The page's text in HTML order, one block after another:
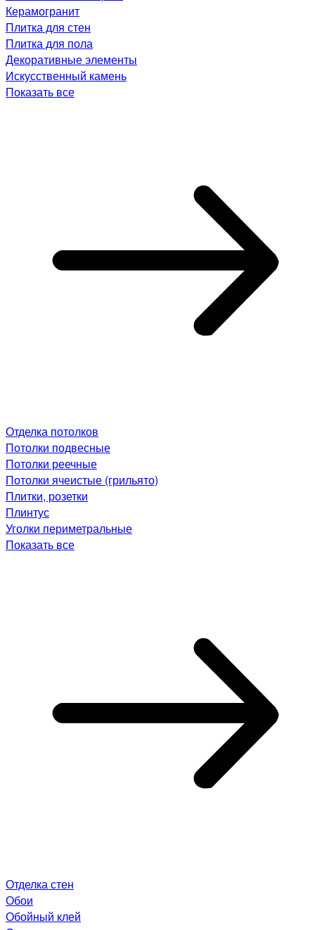
Керамогранит
Плитка для стен
Плитка для пола
Декоративные элементы
Искусственный камень
Показать все
Отделка потолков
Потолки подвесные
Потолки реечные
Потолки ячеистые (грильято)
Плитки, розетки
Плинтус
Уголки периметральные
Показать все
Отделка стен
Обои
Обойный клей